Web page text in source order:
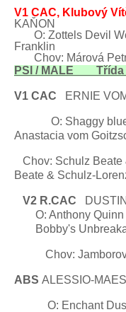
V1 CAC, Klubový
KAŇON
O: Zottels Devil
Franklin
Chov: Márová
PSI / MALE Třída
V1 CAC ERNIE
O: Shaggy
Anastacia vom
Chov: Schulz Beate
Beate & Schulz-
V2 R.CAC
O: Anthony
Bobby's
Chov:
ABS ALESSIO-
O: Enchant